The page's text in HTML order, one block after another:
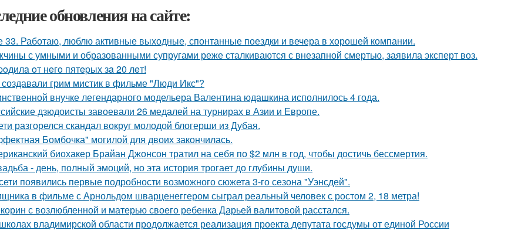
обновления на сайте:
33. Работаю, люблю активные выходные, спонтанные поездки и вечера в хорошей компании.
с умными и образованными супругами реже сталкиваются с внезапной смертью, заявила эксперт воз.
oт нeгo пятepых зa 20 лeт!
создавали грим мистик в фильме "Люди Икс"?
внучке легендарного модельера Валентина юдашкина исполнилось 4 года.
дзюдоисты завоевали 26 медалей на турнирах в Азии и Европе.
разгорелся скандал вокруг молодой блогерши из Дубая.
Бомбочка" могилой для двоих закончилась.
биохакер Брайан Джонсон тратил на себя по $2 млн в год, чтобы достичь бессмертия.
- день, полный эмоций, но эта история трогает до глубины души.
появились первые подробности возможного сюжета 3-го сезона "Уэнсдей".
в фильме с Арнольдом шварценеггером сыграл реальный человек с ростом 2, 18 метра!
с возлюбленной и матерью своего ребенка Дарьей валитовой расстался.
владимирской области продолжается реализация проекта депутата госдумы от единой России